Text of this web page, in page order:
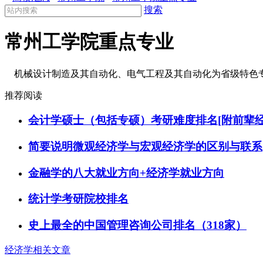
搜索
常州工学院重点专业
机械设计制造及其自动化、电气工程及其自动化为省级特色
推荐阅读
会计学硕士（包括专硕）考研难度排名[附前辈
简要说明微观经济学与宏观经济学的区别与联系
金融学的八大就业方向+经济学就业方向
统计学考研院校排名
史上最全的中国管理咨询公司排名（318家）
经济学相关文章